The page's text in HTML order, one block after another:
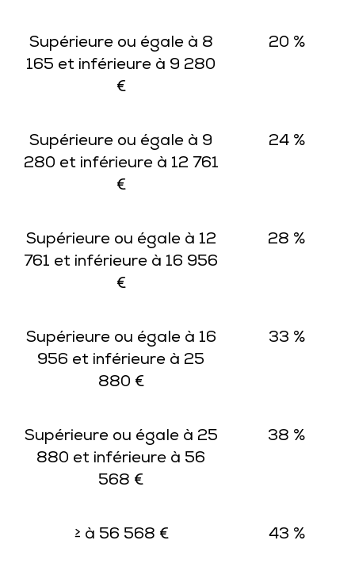
Supérieure ou égale à 8
165 et inférieure à 9 280
€
20 %
Supérieure ou égale à 9
280 et inférieure à 12 761
€
24 %
Supérieure ou égale à 12
761 et inférieure à 16 956
€
28 %
Supérieure ou égale à 16
956 et inférieure à 25
880 €
33 %
Supérieure ou égale à 25
880 et inférieure à 56
568 €
38 %
≥ à 56 568 € 43 %